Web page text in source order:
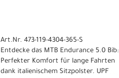
Art.Nr. 473-119-4304-365-S
Entdecke das MTB Endurance 5.0 Bib:
Perfekter Komfort für lange Fahrten
dank italienischem Sitzpolster. UPF